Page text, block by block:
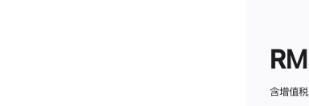
含增值